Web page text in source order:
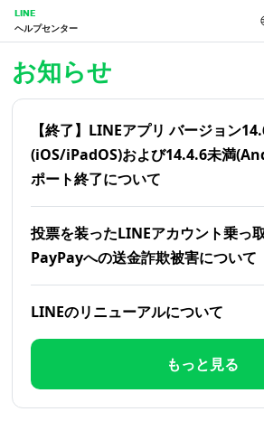
LINE
ヘルプセンター
お知らせ
【終了】LINEアプリ バージョン
(iOS/iPadOS)および14.4.6未満
ポート終了について
投票を装ったLINEアカウント乗っ
PayPayへの送金詐欺被害について
LINEのリニューアルについて
もっと見る